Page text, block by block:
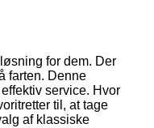
for dem. Der
farten. Denne
service. Hvor
til, at tage
af klassiske